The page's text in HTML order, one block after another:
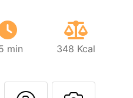
min 348 Kcal